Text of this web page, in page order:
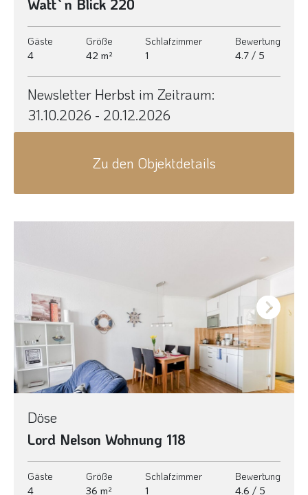
Watt`n Blick 220
Gäste
4
Größe
42 m²
Schlafzimmer
1
Bewertung
4.7 / 5
Newsletter Herbst im Zeitraum:
31.10.2026 - 20.12.2026
Zu den Objektdetails
Next
Döse
Lord Nelson Wohnung 118
Gäste
4
Größe
36 m²
Schlafzimmer
1
Bewertung
4.6 / 5